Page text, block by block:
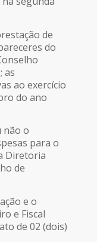
de
do
as
ao exercício
do ano
não o
para o
Diretoria
de
e o
e Fiscal
de 02 (dois)